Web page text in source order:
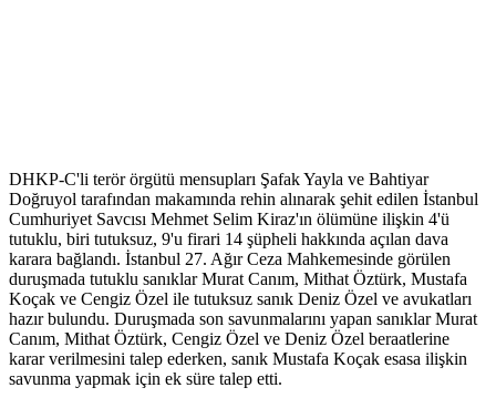
DHKP-C'li terör örgütü mensupları Şafak Yayla ve Bahtiyar
Doğruyol tarafından makamında rehin alınarak şehit edilen İstanbul
Cumhuriyet Savcısı Mehmet Selim Kiraz'ın ölümüne ilişkin 4'ü
tutuklu, biri tutuksuz, 9'u firari 14 şüpheli hakkında açılan dava
karara bağlandı. İstanbul 27. Ağır Ceza Mahkemesinde görülen
duruşmada tutuklu sanıklar Murat Canım, Mithat Öztürk, Mustafa
Koçak ve Cengiz Özel ile tutuksuz sanık Deniz Özel ve avukatları
hazır bulundu. Duruşmada son savunmalarını yapan sanıklar Murat
Canım, Mithat Öztürk, Cengiz Özel ve Deniz Özel beraatlerine
karar verilmesini talep ederken, sanık Mustafa Koçak esasa ilişkin
savunma yapmak için ek süre talep etti.